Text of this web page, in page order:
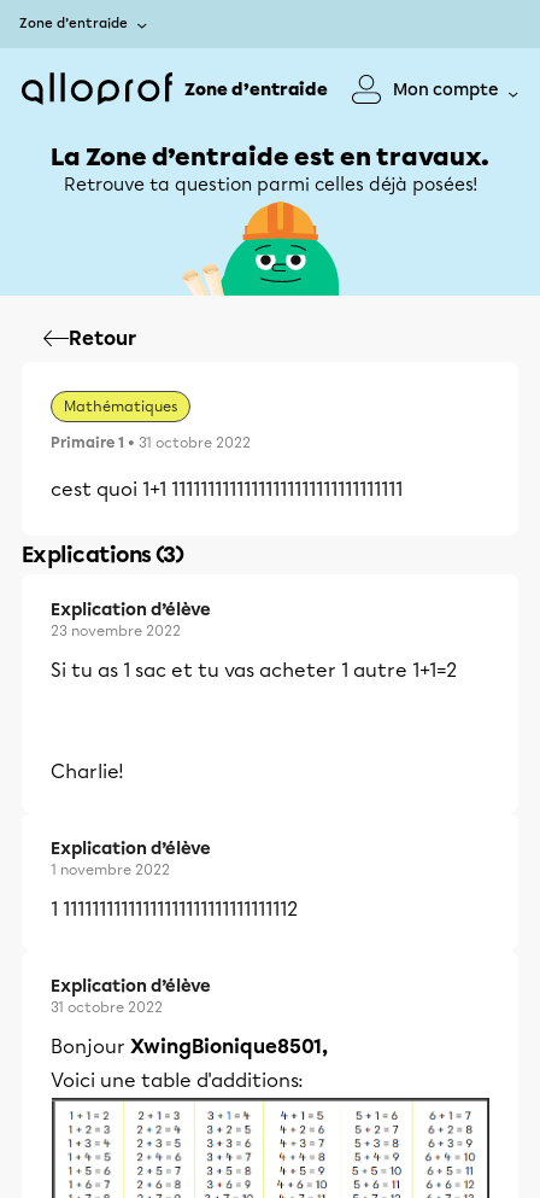
Zone d’entraide
Zone d’entraide Mon compte
La Zone d’entraide est en travaux.
Retrouve ta question parmi celles déjà posées!
Retour
Mathématiques
Primaire 1 • 31 octobre 2022
cest quoi 1+1 11111111111111111111111111111111
Explications (3)
Explication d’élève
23 novembre 2022
Si tu as 1 sac et tu vas acheter 1 autre 1+1=2
Charlie!
Explication d’élève
1 novembre 2022
1 11111111111111111111111111111112
Explication d’élève
31 octobre 2022
Bonjour XwingBionique8501,
Voici une table d'additions: